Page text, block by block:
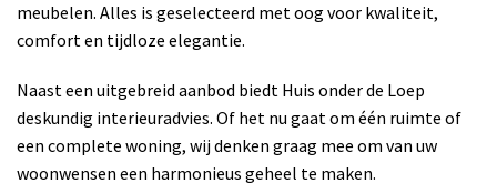
meubelen. Alles is geselecteerd met oog voor kwaliteit,
comfort en tijdloze elegantie.
Naast een uitgebreid aanbod biedt Huis onder de Loep
deskundig interieuradvies. Of het nu gaat om één ruimte of
een complete woning, wij denken graag mee om van uw
woonwensen een harmonieus geheel te maken.